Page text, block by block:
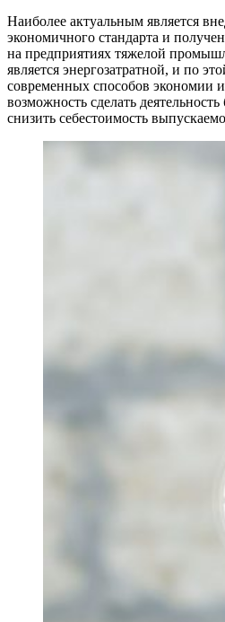
Наиболее актуальным является
экономичного стандарта и
на предприятиях тяжелой
является энергозатратной, и по
современных способов экономии
возможность сделать
снизить себестоимость